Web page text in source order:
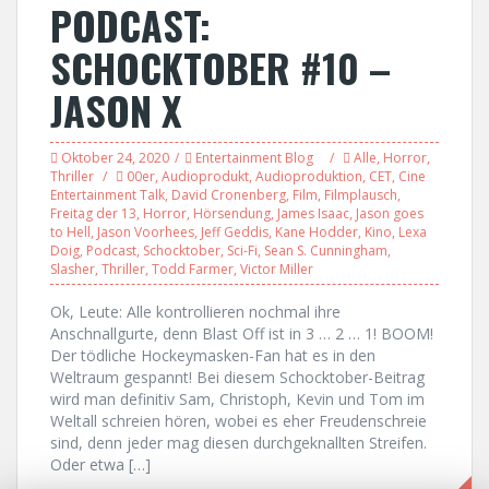
PODCAST:
SCHOCKTOBER #10 –
JASON X
Oktober 24, 2020 Entertainment Blog Alle, Horror,
Thriller
00er, Audioprodukt, Audioproduktion, CET, Cine
Entertainment Talk, David Cronenberg, Film, Filmplausch,
Freitag der 13, Horror, Hörsendung, James Isaac, Jason goes
to Hell, Jason Voorhees, Jeff Geddis, Kane Hodder, Kino, Lexa
Doig, Podcast, Schocktober, Sci-Fi, Sean S. Cunningham,
Slasher, Thriller, Todd Farmer, Victor Miller
Ok, Leute: Alle kontrollieren nochmal ihre
Anschnallgurte, denn Blast Off ist in 3 … 2 … 1! BOOM!
Der tödliche Hockeymasken-Fan hat es in den
Weltraum gespannt! Bei diesem Schocktober-Beitrag
wird man definitiv Sam, Christoph, Kevin und Tom im
Weltall schreien hören, wobei es eher Freudenschreie
sind, denn jeder mag diesen durchgeknallten Streifen.
Oder etwa […]